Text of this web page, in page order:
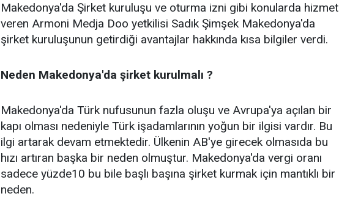
Makedonya'da Şirket kuruluşu ve oturma izni gibi konularda hizmet
veren Armoni Medja Doo yetkilisi Sadık Şimşek Makedonya'da
şirket kuruluşunun getirdiği avantajlar hakkında kısa bilgiler verdi.
Neden Makedonya'da şirket kurulmalı ?
Makedonya'da Türk nufusunun fazla oluşu ve Avrupa'ya açılan bir
kapı olması nedeniyle Türk işadamlarının yoğun bir ilgisi vardır. Bu
ilgi artarak devam etmektedir. Ülkenin AB'ye girecek olmasıda bu
hızı artıran başka bir neden olmuştur. Makedonya'da vergi oranı
sadece yüzde10 bu bile başlı başına şirket kurmak için mantıklı bir
neden.